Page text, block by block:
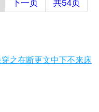
下一页 共54页
之在断更文中下不来床